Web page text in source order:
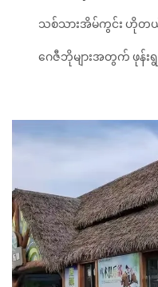
သစ်သားအိမ်ကွင်း ဟိုတ
ဂေဇီဘိုများအတွက် ဖုန်းရွ